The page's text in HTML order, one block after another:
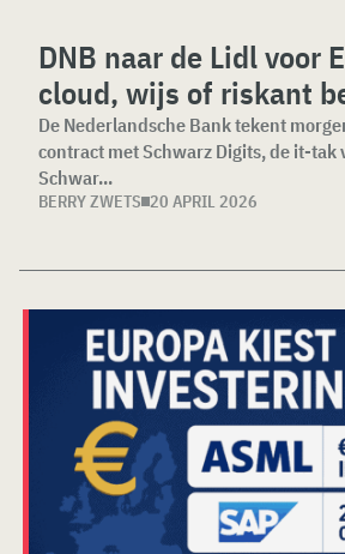
DNB naar de Lidl voor
cloud, wijs of riskant
De Nederlandsche Bank tekent
contract met Schwarz Digits, de it-tak
Schwar...
BERRY ZWETS 20 APRIL 2026